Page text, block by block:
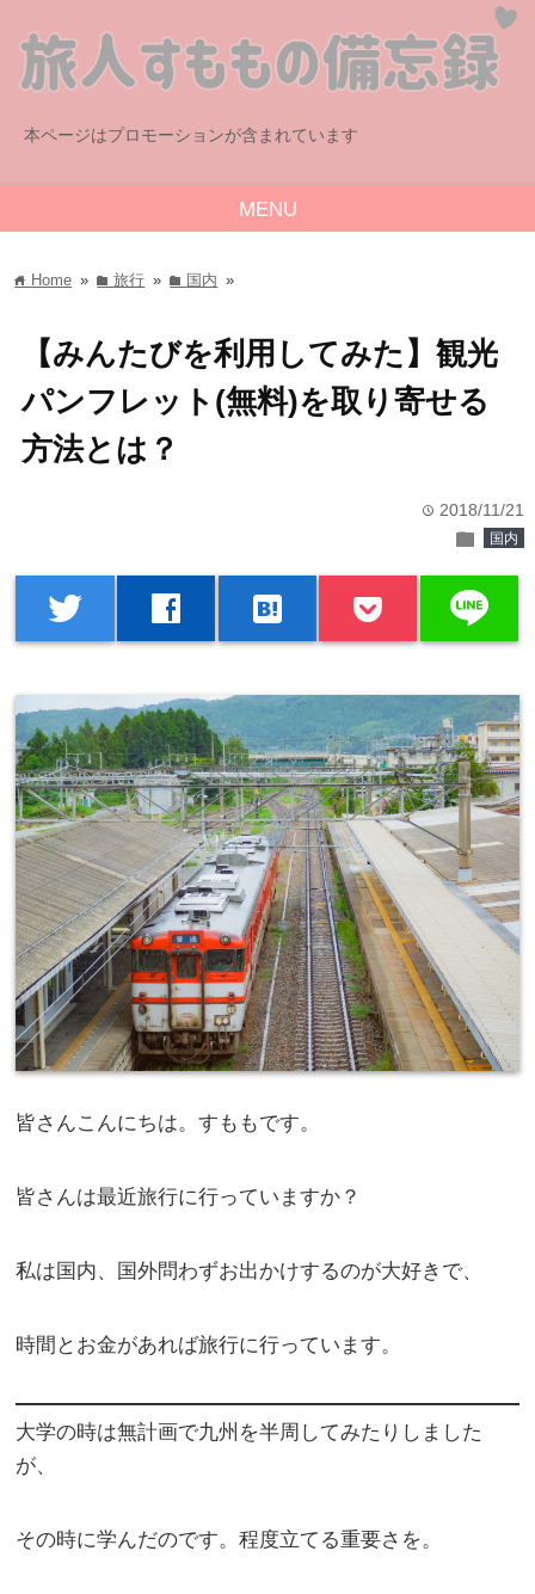
本ページはプロモーションが含まれています
MENU
home Home » folder旅行 » folder 国内 »
【みんたびを利用してみた】観光
パンフレット(無料)を取り寄せる
方法とは？
time 2018/11/21
folder 国内
twitter facebook hatenabookmark line
皆さんこんにちは。すももです。
皆さんは最近旅行に行っていますか？
私は国内、国外問わずお出かけするのが大好きで、
時間とお金があれば旅行に行っています。
大学の時は無計画で九州を半周してみたりしました
が、
その時に学んだのです。程度立てる重要さを。